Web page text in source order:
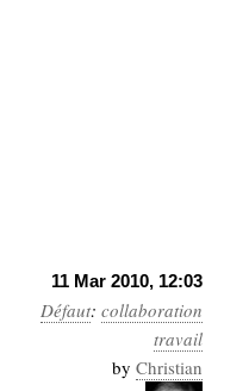
11 Mar 2010, 12:03
Défaut: collaboration
travail
by Christian